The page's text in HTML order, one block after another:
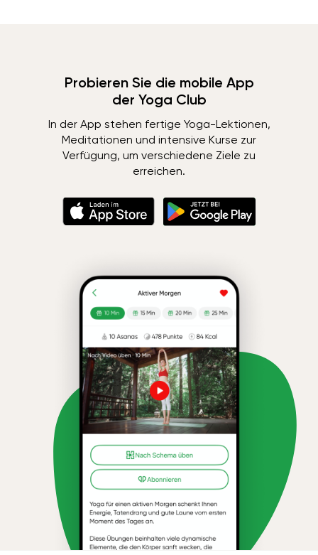
Probieren Sie die mobile App
der Yoga Club
In der App stehen fertige Yoga-Lektionen,
Meditationen und intensive Kurse zur
Verfügung, um verschiedene Ziele zu
erreichen.